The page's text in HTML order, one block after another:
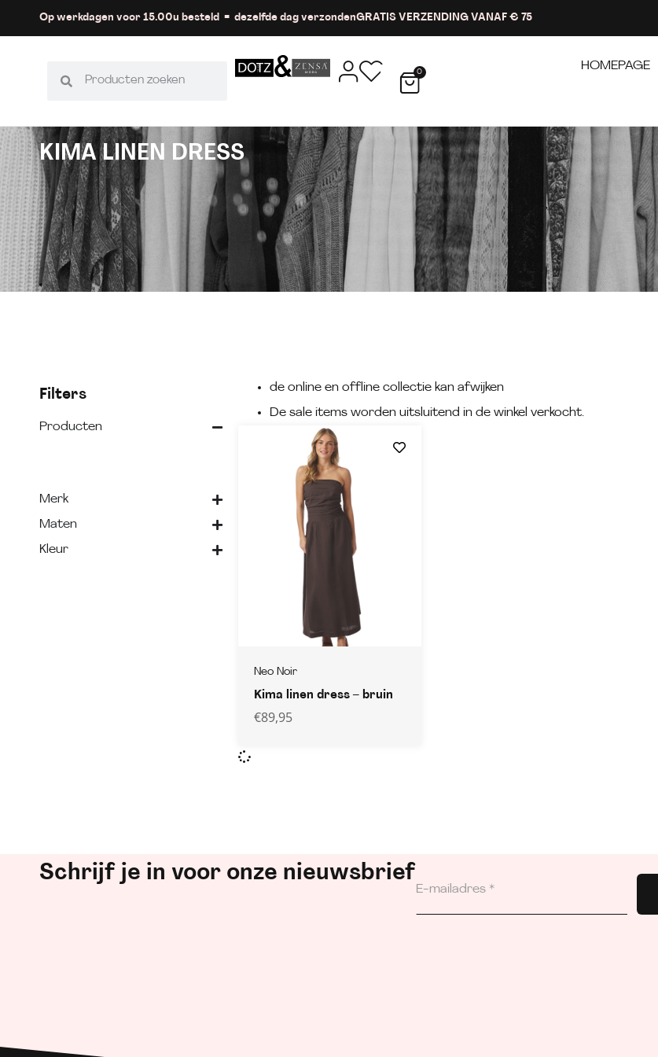
Op werkdagen voor 15.00u besteld = dezelfde dag verzondenGRATIS VERZENDING VANAF € 75
0 HOMEPAGE
KIMA LINEN DRESS
Filters
Producten
Merk
Maten
Kleur
de online en offline collectie kan afwijken
De sale items worden uitsluitend in de winkel verkocht.
Neo Noir
Kima linen dress – bruin
€89,95
Schrijf je in voor onze nieuwsbrief